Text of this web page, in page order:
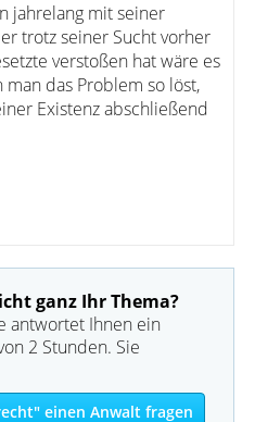
jahrelang mit seiner
trotz seiner Sucht vorher
verstoßen hat wäre es
das Problem so löst,
Existenz abschließend
ganz Ihr Thema?
antwortet Ihnen ein
2 Stunden. Sie
einen Anwalt fragen